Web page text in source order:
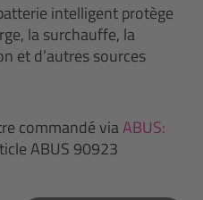
intelligent protège
la surchauffe, la
et d’autres sources
commandé viaABUS:
ABUS 90923